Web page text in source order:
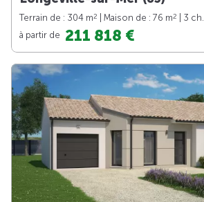
Terrain de : 304 m2 | Maison de : 76 m2
| 3 ch.
à partir de 211 818 €